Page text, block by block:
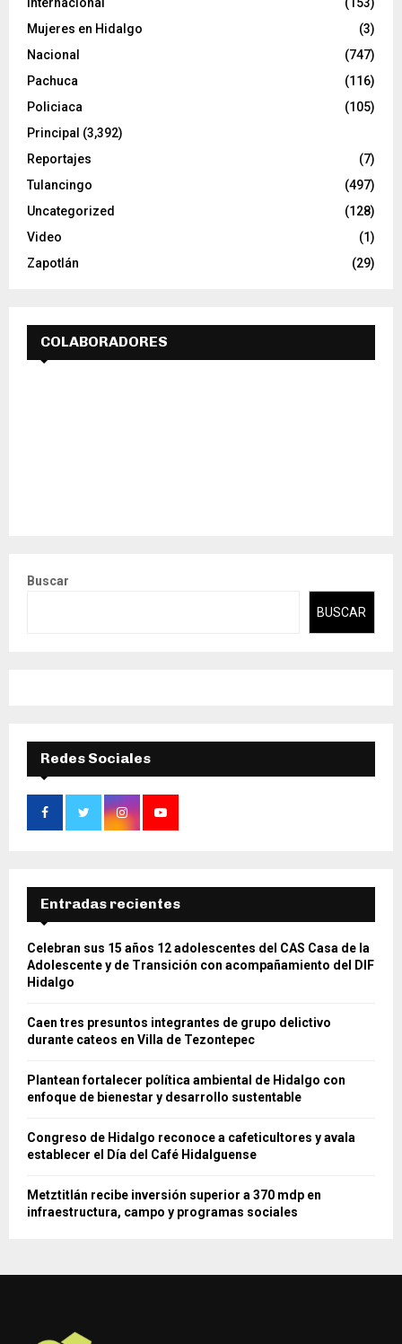
Mujeres en Hidalgo
(3)
Nacional
(747)
Pachuca
(116)
Policiaca
(105)
Principal (3,392)
Reportajes
(7)
Tulancingo
(497)
Uncategorized
(128)
Video
(1)
Zapotlán
(29)
COLABORADORES
Buscar
BUSCAR
Redes Sociales
Entradas recientes
Celebran sus 15 años 12 adolescentes del CAS Casa de la
Adolescente y de Transición con acompañamiento del DIF
Hidalgo
Caen tres presuntos integrantes de grupo delictivo
durante cateos en Villa de Tezontepec
Plantean fortalecer política ambiental de Hidalgo con
enfoque de bienestar y desarrollo sustentable
Congreso de Hidalgo reconoce a cafeticultores y avala
establecer el Día del Café Hidalguense
Metztitlán recibe inversión superior a 370 mdp en
infraestructura, campo y programas sociales